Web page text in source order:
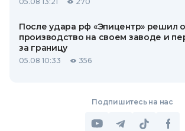
После удара рф «Эпицентр» решил
производство на своем заводе и
за границу
05.08 10:33 356
Подпишитесь на нас